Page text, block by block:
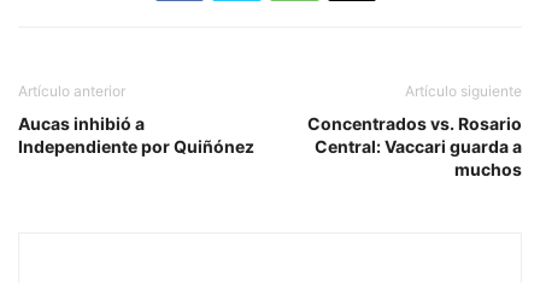
Artículo anterior
Aucas inhibió a
Independiente por Quiñónez
Artículo siguiente
Concentrados vs. Rosario
Central: Vaccari guarda a
muchos